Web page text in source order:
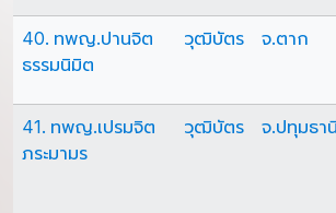
40. ทพญ.ปานจิต
ธรรมนิมิต
วุฒิบัตร จ.ตาก
41. ทพญ.เปรมจิต
ภระมามร
วุฒิบัตร จ.ปทุมธา